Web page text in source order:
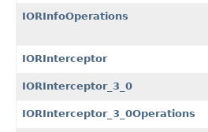
IORInfoOperations
IORInterceptor
IORInterceptor_3_0
IORInterceptor_3_0Operations